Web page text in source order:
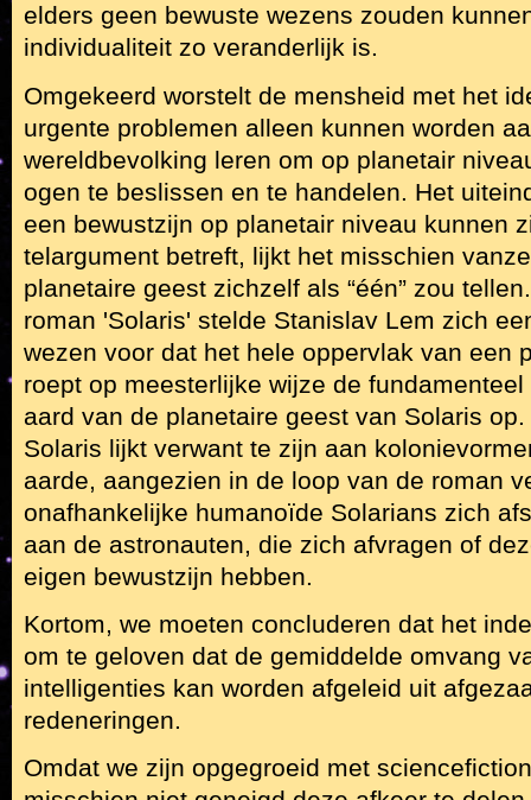
elders geen bewuste wezens zouden
individualiteit zo veranderlijk is.
Omgekeerd worstelt de mensheid met het
urgente problemen alleen kunnen worden
wereldbevolking leren om op planetair
ogen te beslissen en te handelen. Het
een bewustzijn op planetair niveau kunnen
telargument betreft, lijkt het misschien
planetaire geest zichzelf als “één” zou
roman 'Solaris' stelde Stanislav Lem zich
wezen voor dat het hele oppervlak van een
roept op meesterlijke wijze de
aard van de planetaire geest van Solaris
Solaris lijkt verwant te zijn aan
aarde, aangezien in de loop van de roman
onafhankelijke humanoïde Solarians zich
aan de astronauten, die zich afvragen of
eigen bewustzijn hebben.
Kortom, we moeten concluderen dat het
om te geloven dat de gemiddelde omvang
intelligenties kan worden afgeleid uit
redeneringen.
Omdat we zijn opgegroeid met